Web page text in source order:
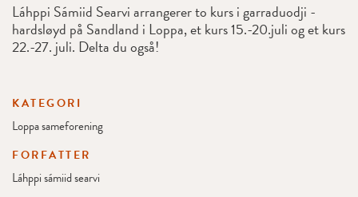
Láhppi Sámiid Searvi arrangerer to kurs i garraduodji -
hardsløyd på Sandland i Loppa, et kurs 15.-20.juli og et kurs
22.-27. juli. Delta du også!
KATEGORI
Loppa sameforening
FORFATTER
Láhppi sámiid searvi